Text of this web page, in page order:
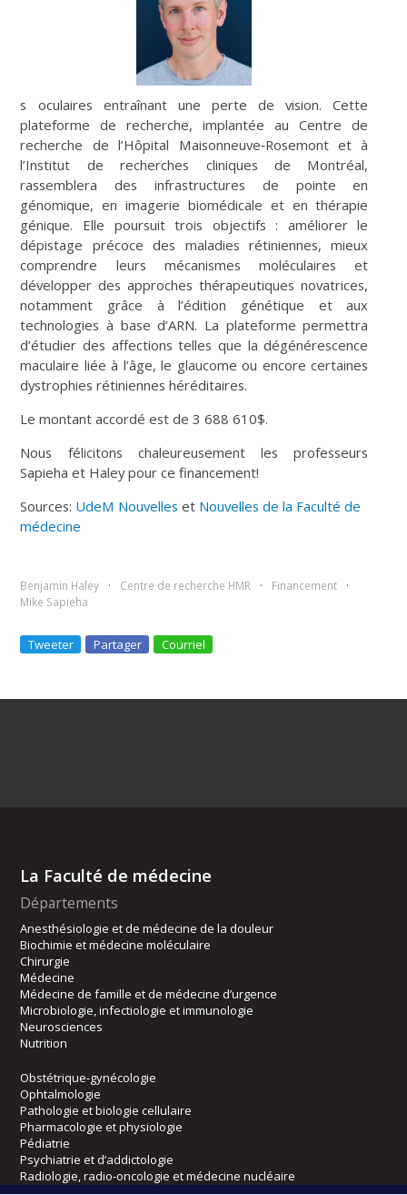
s oculaires entraînant une perte de vision. Cette
plateforme de recherche, implantée au Centre de
recherche de l’Hôpital Maisonneuve‑Rosemont et à
l’Institut de recherches cliniques de Montréal,
rassemblera des infrastructures de pointe en
génomique, en imagerie biomédicale et en thérapie
génique. Elle poursuit trois objectifs : améliorer le
dépistage précoce des maladies rétiniennes, mieux
comprendre leurs mécanismes moléculaires et
développer des approches thérapeutiques novatrices,
notamment grâce à l’édition génétique et aux
technologies à base d’ARN. La plateforme permettra
d’étudier des affections telles que la dégénérescence
maculaire liée à l’âge, le glaucome ou encore certaines
dystrophies rétiniennes héréditaires.
Le montant accordé est de 3 688 610$.
Nous félicitons chaleureusement les professeurs
Sapieha et Haley pour ce financement!
Sources: UdeM Nouvelles et Nouvelles de la Faculté de
médecine
Benjamin Haley Centre de recherche HMR
Financement
Mike Sapieha
Tweeter Partager Courriel
La Faculté de médecine
Départements
Anesthésiologie et de médecine de la douleur
Biochimie et médecine moléculaire
Chirurgie
Médecine
Médecine de famille et de médecine d’urgence
Microbiologie, infectiologie et immunologie
Neurosciences
Nutrition
Obstétrique-gynécologie
Ophtalmologie
Pathologie et biologie cellulaire
Pharmacologie et physiologie
Pédiatrie
Psychiatrie et d’addictologie
Radiologie, radio-oncologie et médecine nucléaire